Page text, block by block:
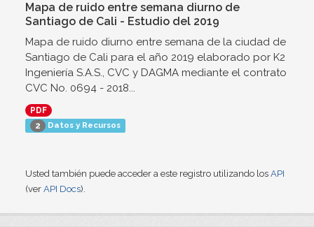
Mapa de ruido entre semana diurno de
Santiago de Cali - Estudio del 2019
Mapa de ruido diurno entre semana de la ciudad de
Santiago de Cali para el año 2019 elaborado por K2
Ingeniería S.A.S., CVC y DAGMA mediante el contrato
CVC No. 0694 - 2018...
PDF
2 Datos y Recursos
Usted también puede acceder a este registro utilizando los API
(ver API Docs).